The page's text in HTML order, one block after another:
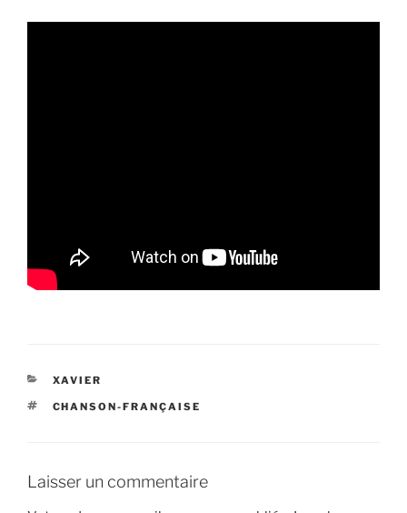
CATÉGORIES
XAVIER
ÉTIQUETTES
CHANSON-FRANÇAISE
Laisser un commentaire